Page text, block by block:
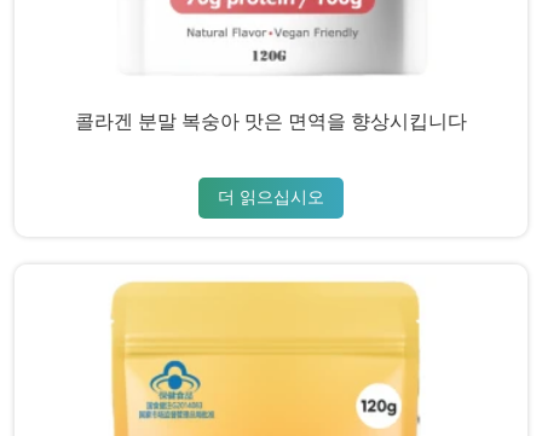
콜라겐 분말 복숭아 맛은 면역을 향상시킵니다
더 읽으십시오